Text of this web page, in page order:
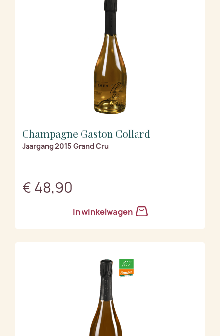
Champagne Gaston Collard
Jaargang 2015 Grand Cru
€ 48,90
In winkelwagen